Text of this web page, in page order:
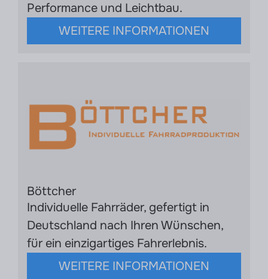
Performance und Leichtbau.
WEITERE INFORMATIONEN
Böttcher
Individuelle Fahrräder, gefertigt in
Deutschland nach Ihren Wünschen,
für ein einzigartiges Fahrerlebnis.
WEITERE INFORMATIONEN